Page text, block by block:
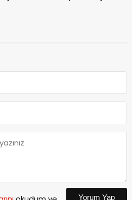
Yorum Yap